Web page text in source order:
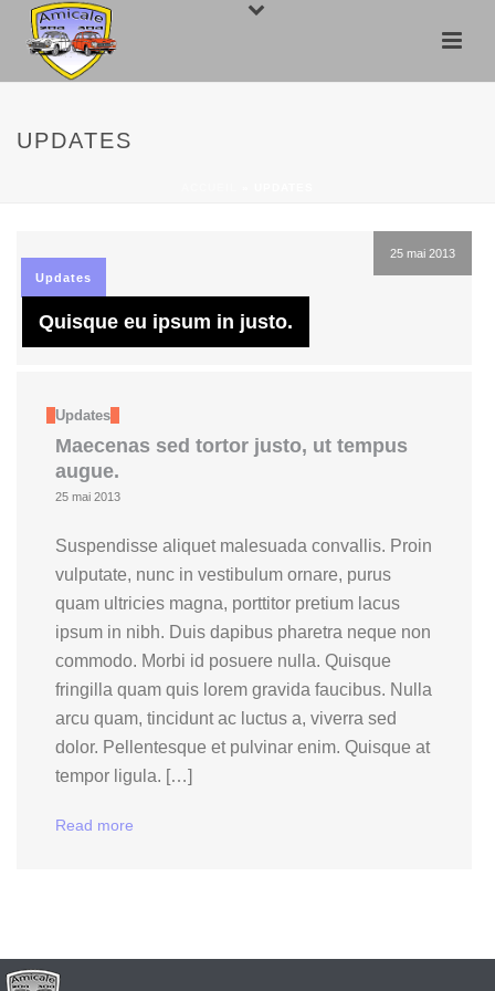
UPDATES
25 mai 2013
Updates
Quisque eu ipsum in justo.
Updates
Maecenas sed tortor justo, ut tempus
augue.
25 mai 2013
Suspendisse aliquet malesuada convallis. Proin
vulputate, nunc in vestibulum ornare, purus
quam ultricies magna, porttitor pretium lacus
ipsum in nibh. Duis dapibus pharetra neque non
commodo. Morbi id posuere nulla. Quisque
fringilla quam quis lorem gravida faucibus. Nulla
arcu quam, tincidunt ac luctus a, viverra sed
dolor. Pellentesque et pulvinar enim. Quisque at
tempor ligula. […]
Read more